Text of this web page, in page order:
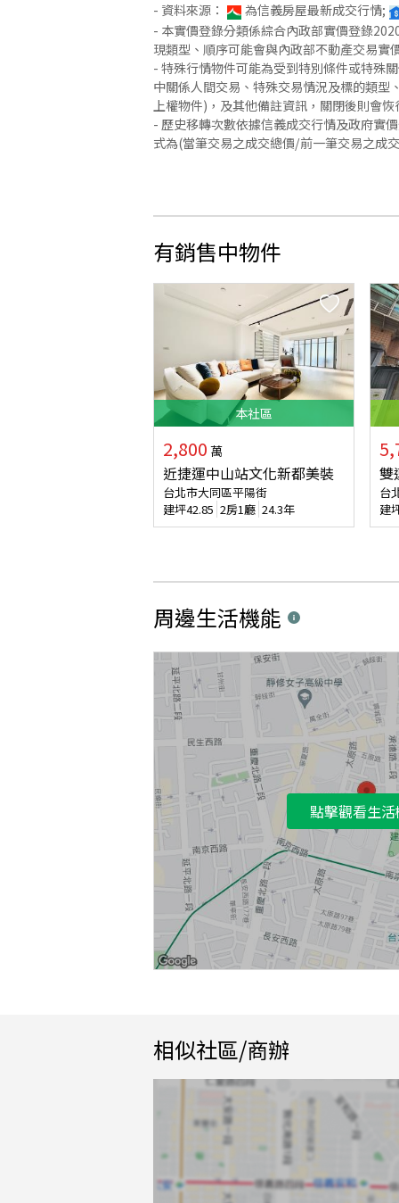
- 資料來源：
為信義房屋最新成交行情;
- 本實價登錄分類係綜合內政部實價登錄
現類型、順序可能會與內政部不動產交易
- 特殊行情物件可能為受到特別條件或特殊
中關係人間交易、特殊交易情況及標的類
上權物件)，及其他備註資訊，關閉後則會
- 歷史移轉次數依據信義成交行情及政府實
式為(當筆交易之成交總價/前一筆交易之成
有銷售中物件
本社區
2,800 萬
近捷運中山站文化新都美裝
台北市大同區平陽街
建坪42.85 2房1廳 24.3年
雙
台
建
周邊生活機能
點擊觀看生
相似社區/商辦